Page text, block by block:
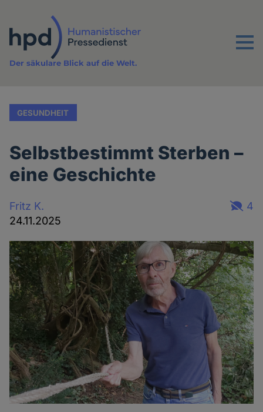
Inhalt
Menu
Der säkulare Blick auf die Welt.
GESUNDHEIT
Selbstbestimmt Sterben –
eine Geschichte
Fritz K.
24.11.2025
4